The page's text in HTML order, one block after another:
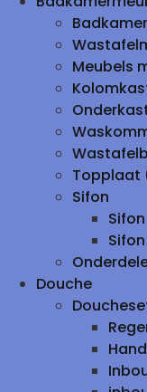
Meubels
Topplaat
Sifon
Sifon
Douche